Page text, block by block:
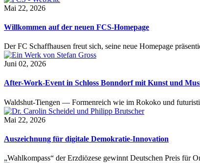
Mai 22, 2026
Willkommen auf der neuen FCS-Homepage
Der FC Schaffhausen freut sich, seine neue Homepage
Juni 02, 2026
After-Work-Event in Schloss Bonndorf mit Kunst und
Waldshut-Tiengen — Formenreich wie im Rokoko und
Mai 22, 2026
Auszeichnung für digitale Demokratie-Innovation
„Wahlkompass“ der Erzdiözese gewinnt Deutschen Preis